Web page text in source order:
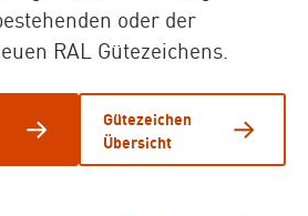
oder der
RAL Gütezeichens.
Gütezeichen
Übersicht